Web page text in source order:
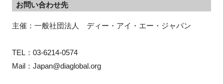
お問い合わせ先
主催：一般社団法人　ディー・アイ・エー・ジャパン
TEL：03-6214-0574
Mail：Japan@diaglobal.org